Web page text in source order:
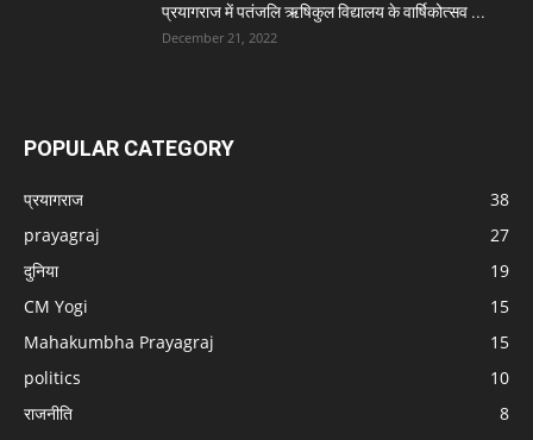
प्रयागराज में पतंजलि ऋषिकुल विद्यालय के वार्षिकोत्सव ...
December 21, 2022
POPULAR CATEGORY
प्रयागराज
38
prayagraj
27
दुनिया
19
CM Yogi
15
Mahakumbha Prayagraj
15
politics
10
राजनीति
8